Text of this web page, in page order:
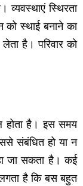
व्‍यवस्‍थाएं स्थिरता
को स्‍थाई बनाने का
है। परिवार को
होता है। इस समय
संबंधित हो या न
जा सकता है। कई
है कि बस बहुत